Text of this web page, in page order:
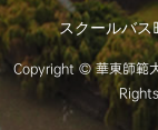
スクールバス
Copyright © 華東師範